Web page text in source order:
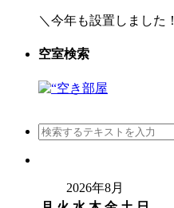
＼今年も設置しました！
空室検索
2026年8月